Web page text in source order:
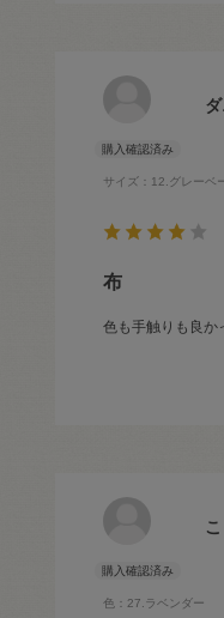
サイズ：12.グレーベ
布
色も手触りも良か
色：27.ラベンダー